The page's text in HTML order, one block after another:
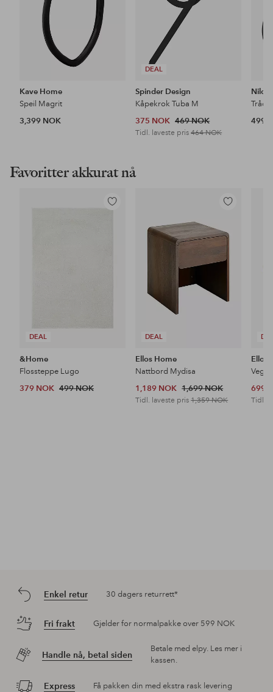
Kave Home
Speil Magrit
3,399 NOK
DEAL
Spinder Design
Kåpekrok Tuba M
375 NOK 469 NOK
Tidl. laveste pris464 NOK
Nilox
499
Favoritter akkurat nå
DEAL
Legg
&Home
Flossteppe Lugo
379 NOK 499 NOK
DEAL
Legg
favoritter
Ellos Home
Nattbord Mydisa
1,189 NOK 1,699 NOK
Tidl. laveste pris1,359 NOK
Ellos
699
Tidl.
Enkel retur 30 dagers returrett*
Fri frakt Gjelder for normalpakke over 599 NOK
Handle nå, betal siden
Betale med elpy. Les mer i
kassen.
Express Få pakken din med ekstra rask levering